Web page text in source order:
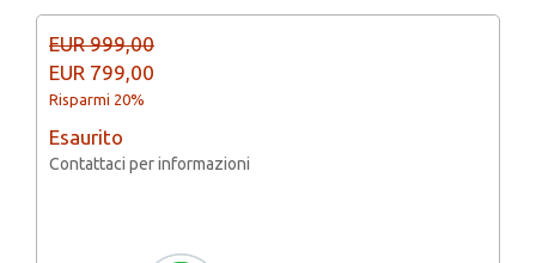
EUR 999,00
EUR 799,00
Risparmi 20%
Esaurito
Contattaci per informazioni